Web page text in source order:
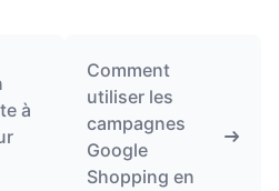
à
Comment
utiliser les
campagnes
Google
Shopping en